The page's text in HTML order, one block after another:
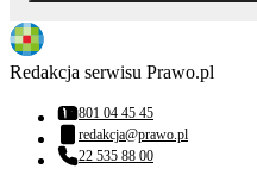
Redakcja serwisu Prawo.pl
Numer telefonu:
801 04 45 45
Adres email:
redakcja@prawo.pl
Numer telefonu:
22 535 88 00